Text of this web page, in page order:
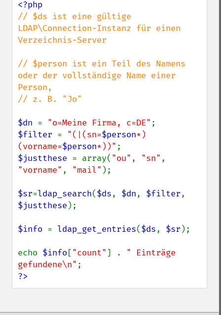
// $ds ist eine gültige
LDAP\Connection-Instanz für einen
Verzeichnis-Server
// $person ist ein Teil des Namens
oder der vollständige Name einer
Person,
// z. B. "Jo"
$dn = "o=Meine Firma, c=DE"
$filter = "(|(sn=$person*)
(vorname=$person*))"
$justthese = array( "ou" , "sn"
"vorname" , "mail" );
$sr=ldap_search($ds, $dn, $filter
$justthese );
$info = ldap_get_entries($ds, $sr );
echo $info ["count"] . " Einträge
gefundene\n"
?>